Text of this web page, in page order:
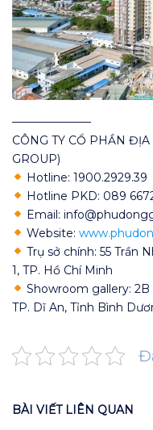
———————
CÔNG TY CỔ PHẦN
GROUP)
Hotline: 1900.2929.39
Hotline PKD: 089
Email:
Website:
Trụ sở chính: 55 Trần
1, TP. Hồ Chí Minh
Showroom gallery:
TP. Dĩ An, Tỉnh Bình
BÀI VIẾT LIÊN QUAN